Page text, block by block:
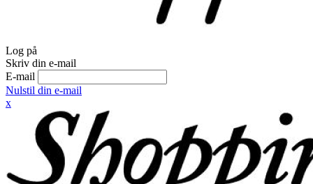
Log på
Skriv din e-mail
E-mail
Nulstil din e-mail
x